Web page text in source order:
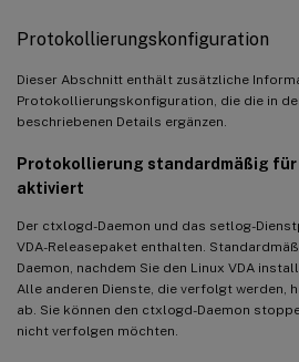
Protokollierungskonfiguration
Dieser Abschnitt enthält zusätzliche
Protokollierungskonfiguration, die die in
beschriebenen Details ergänzen.
Protokollierung standardmäßig für
aktiviert
Der ctxlogd-Daemon und das setlog-
VDA-Releasepaket enthalten.
Daemon, nachdem Sie den Linux VDA
Alle anderen Dienste, die verfolgt werden,
ab. Sie können den ctxlogd-Daemon
nicht verfolgen möchten.